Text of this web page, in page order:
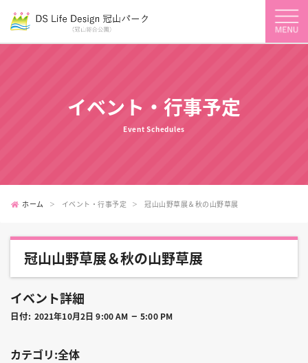
イベント・行事予定
Event Schedules
ホーム イベント・行事予定 冠山山野草展＆秋の山野草展
冠山山野草展＆秋の山野草展
イベント詳細
日付: 2021年10月2日 9:00 AM –5:00 PM
カテゴリ:全体